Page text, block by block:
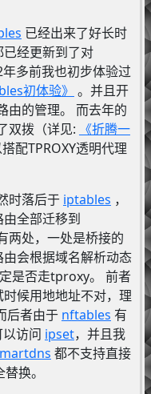
已经出来了好长时
经更新到了对
多前我也初步体验过
初体验》 。并且开
由的管理。 而去年的
双拨（详见: 《折腾一
配TPROXY透明代理
时落后于 iptables ，
全部迁移到
两处，一处是桥接的
会根据域名解析动态
是否走tproxy。 前者
候用地地址不对，理
后者由于 nftables 有
访问 ipset，并且我
都不支持直接
换。